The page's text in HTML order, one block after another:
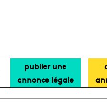
publier une
annonce légale